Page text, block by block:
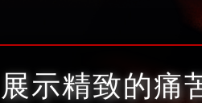
展示精致的痛